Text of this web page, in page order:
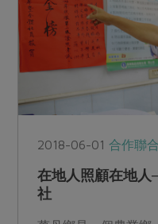
2018-06-01合作聯
在地人照顧在地人
社